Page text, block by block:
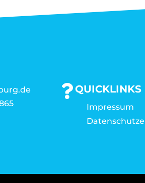
QUICKLINKS
Impressum